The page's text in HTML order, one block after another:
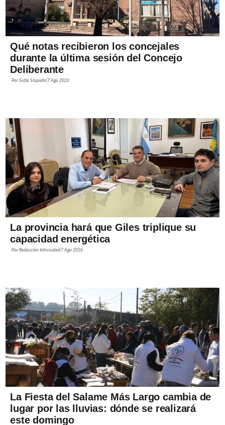
Qué notas recibieron los concejales
durante la última sesión del Concejo
Deliberante
PorSofía Stupiello 7 Ago 2026
La provincia hará que Giles triplique su
capacidad energética
PorRedacción Infociudad 7 Ago 2026
La Fiesta del Salame Más Largo cambia de
lugar por las lluvias: dónde se realizará
este domingo